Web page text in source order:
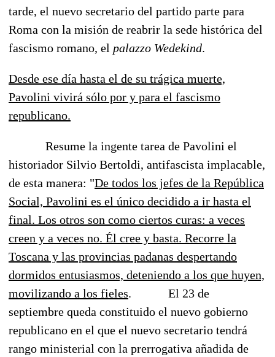
tarde, el nuevo secretario del partido parte para
Roma con la misión de reabrir la sede histórica del
fascismo romano, el palazzo Wedekind.
Desde ese día hasta el de su trágica muerte,
Pavolini vivirá sólo por y para el fascismo
republicano.
Resume la ingente tarea de Pavolini el
historiador Silvio Bertoldi, antifascista implacable,
de esta manera: "De todos los jefes de la República
Social, Pavolini es el único decidido a ir hasta el
final. Los otros son como ciertos curas: a veces
creen y a veces no. Él cree y basta. Recorre la
Toscana y las provincias padanas despertando
dormidos entusiasmos, deteniendo a los que huyen,
movilizando a los fieles.
El 23 de
septiembre queda constituido el nuevo gobierno
republicano en el que el nuevo secretario tendrá
rango ministerial con la prerrogativa añadida de